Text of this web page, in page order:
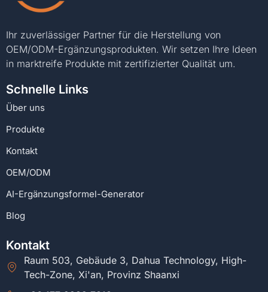
Ihr zuverlässiger Partner für die Herstellung von
OEM/ODM-Ergänzungsprodukten. Wir setzen Ihre Ideen
in marktreife Produkte mit zertifizierter Qualität um.
Schnelle Links
Über uns
Produkte
Kontakt
OEM/ODM
AI-Ergänzungsformel-Generator
Blog
Kontakt
Raum 503, Gebäude 3, Dahua Technology, High-
Tech-Zone, Xi'an, Provinz Shaanxi